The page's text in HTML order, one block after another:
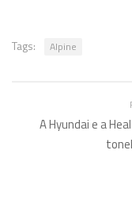
Tags: Alpine
A Hyundai e a